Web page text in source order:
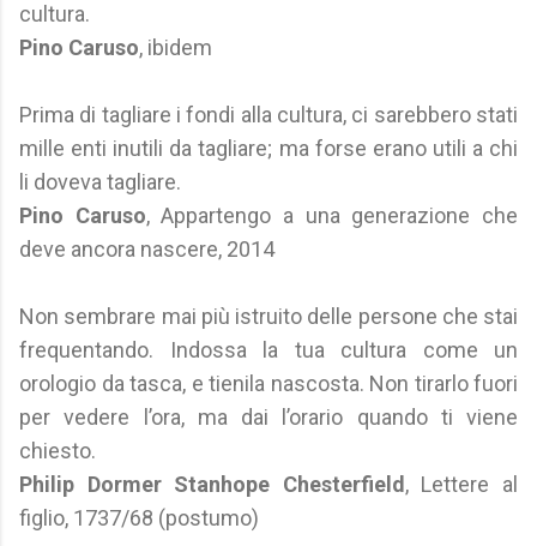
cultura.
Pino Caruso, ibidem
Prima di tagliare i fondi alla cultura, ci sarebbero stati
mille enti inutili da tagliare; ma forse erano utili a chi
li doveva tagliare.
Pino Caruso, Appartengo a una generazione che
deve ancora nascere, 2014
Non sembrare mai più istruito delle persone che stai
frequentando. Indossa la tua cultura come un
orologio da tasca, e tienila nascosta. Non tirarlo fuori
per vedere l’ora, ma dai l’orario quando ti viene
chiesto.
Philip Dormer Stanhope Chesterfield , Lettere al
figlio, 1737/68 (postumo)